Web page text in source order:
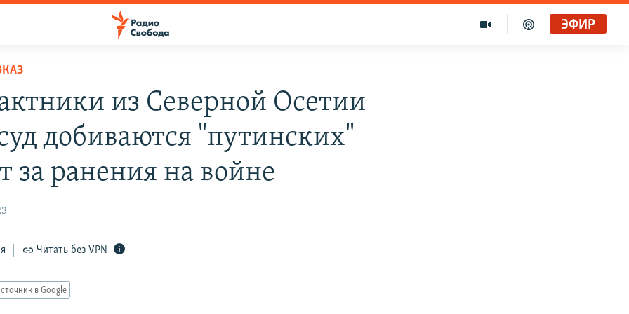
ЭФИР
из Северной Осетии
добиваются "путинских"
за ранения на войне
Читать без VPN
в Google